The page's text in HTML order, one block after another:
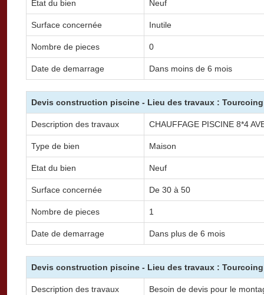
Etat du bien Neuf
Surface concernée Inutile
Nombre de pieces 0
Date de demarrage Dans moins de 6 mois
Devis construction piscine - Lieu des travaux : Tourcoing
Description des travaux CHAUFFAGE PISCINE 8*4
Type de bien Maison
Etat du bien Neuf
Surface concernée De 30 à 50
Nombre de pieces 1
Date de demarrage Dans plus de 6 mois
Devis construction piscine - Lieu des travaux : Tourcoing
Description des travaux
Besoin de devis pour le